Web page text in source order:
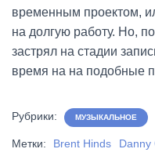
временным проектом,
на долгую работу. Но,
застрял на стадии
время на на подобные
Рубрики: МУЗЫКАЛЬНОЕ
Метки: Brent Hinds Danny